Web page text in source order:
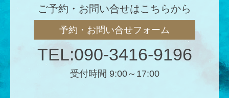
ご予約・お問い合せはこちらから
予約・お問い合せフォーム
TEL:090-3416-9196
受付時間 9:00～17:00